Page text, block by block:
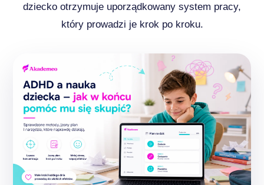
dziecko otrzymuje uporządkowany system pracy,
który prowadzi je krok po kroku.